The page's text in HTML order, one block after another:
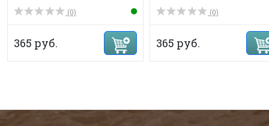
(0)
365 руб.
(0)
365 руб.